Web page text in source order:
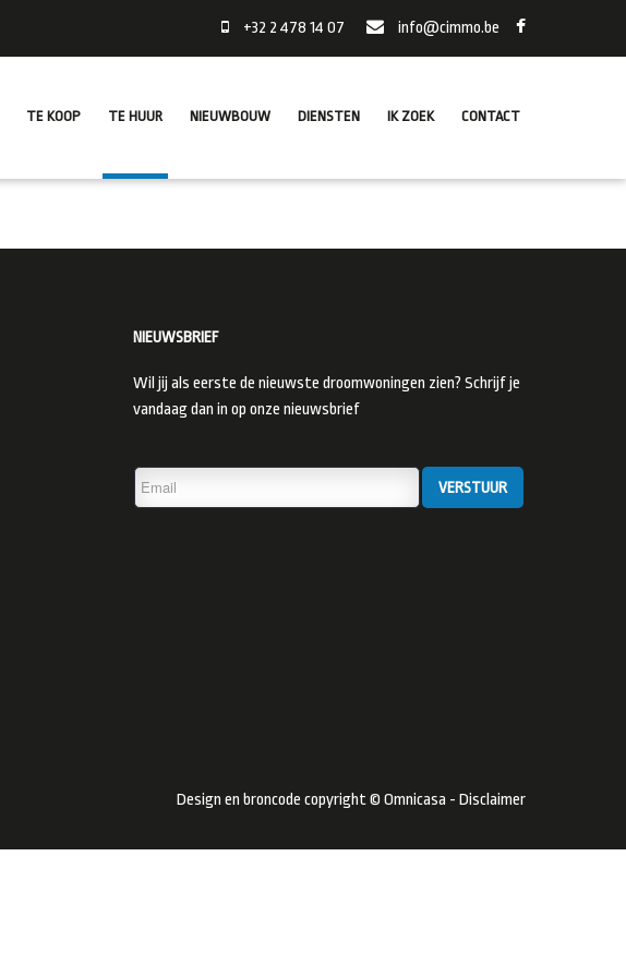
info@cimmo.be
+32 2 478 14 07
TE KOOP TE HUUR NIEUWBOUW DIENSTEN IK ZOEK CONTACT
NIEUWSBRIEF
Wil jij als eerste de nieuwste droomwoningen zien? Schrijf je
vandaag dan in op onze nieuwsbrief
Design en broncode copyright © Omnicasa - Disclaimer